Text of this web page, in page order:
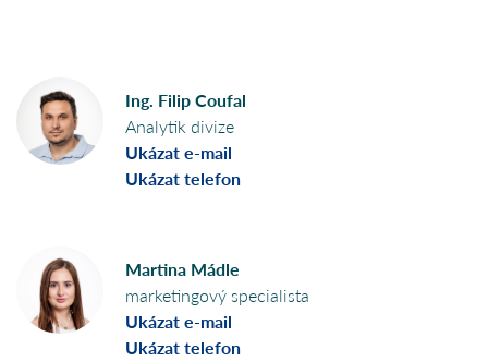
Ing. Filip Coufal
Analytik divize
Ukázat e-mail
Ukázat telefon
Martina Mádle
marketingový specialista
Ukázat e-mail
Ukázat telefon